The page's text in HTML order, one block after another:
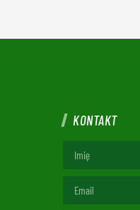
KONTAKT